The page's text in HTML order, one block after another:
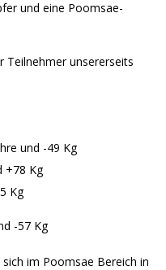
und eine Poomsae-
Teilnehmer unsererseits
und -49 Kg
+78 Kg
Kg
-57 Kg
sich im Poomsae Bereich in